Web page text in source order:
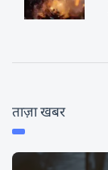
ताज़ा खबर